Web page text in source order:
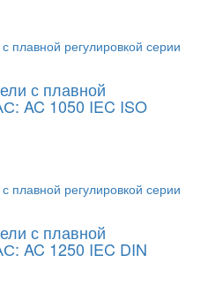
с плавной
AC 1050 IEC ISO
с плавной
AC 1250 IEC DIN